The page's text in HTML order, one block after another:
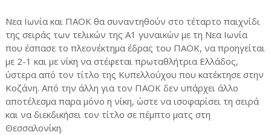
Νεα Ιωνία και ΠΑΟΚ θα συναντηθούν στο τέταρτο παιχνίδι
της σειράς των τελικών της Α1 γυναικών με τη Νεα Ιωνία
που έσπασε το πλεονέκτημα έδρας του ΠΑΟΚ, να προηγείται
με 2-1 και με νίκη να στέφεται πρωταθλήτρια Ελλάδος,
ύστερα από τον τίτλο της Κυπελλούχου που κατέκτησε στην
Κοζάνη. Από την άλλη για τον ΠΑΟΚ δεν υπάρχει άλλο
αποτέλεσμα παρα μόνο η νίκη, ώστε να ισοφαρίσει τη σειρά
και να διεκδικήσει τον τίτλο σε πέμπτο ματς στη
Θεσσαλονίκη.